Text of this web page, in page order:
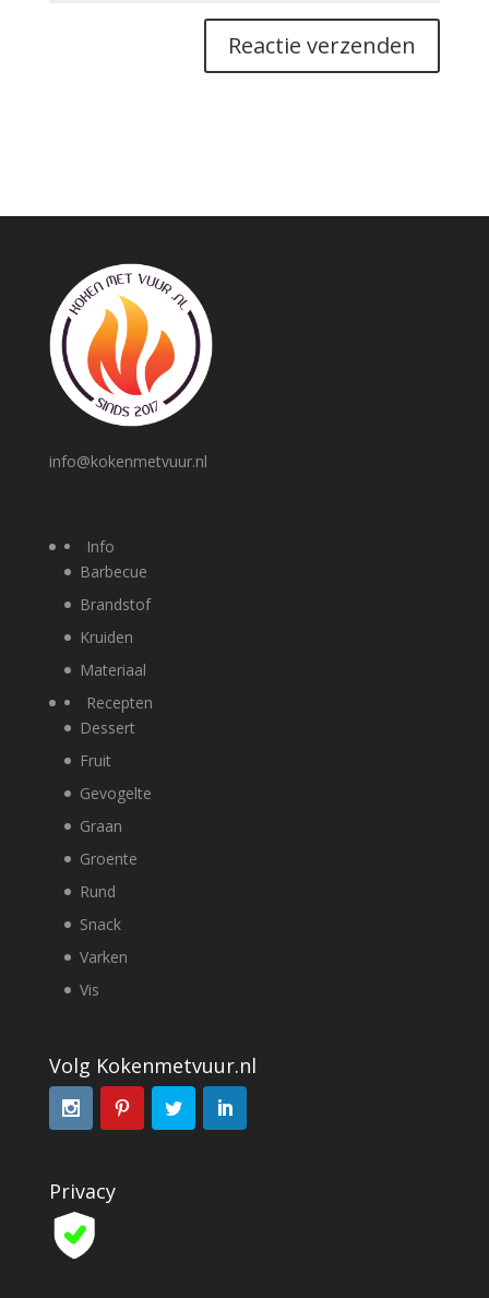
info@kokenmetvuur.nl
Info
Barbecue
Brandstof
Kruiden
Materiaal
Recepten
Dessert
Fruit
Gevogelte
Graan
Groente
Rund
Snack
Varken
Vis
Volg Kokenmetvuur.nl
Privacy